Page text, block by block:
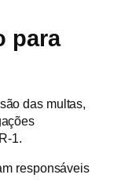
para
das multas,
1.
responsáveis